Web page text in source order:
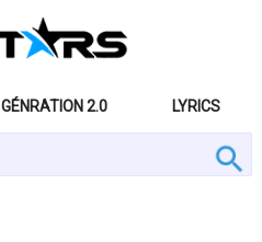
GÉNRATION 2.0 LYRICS